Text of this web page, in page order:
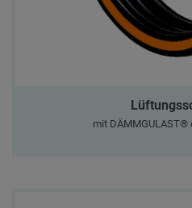
mit DÄMMGULAST®